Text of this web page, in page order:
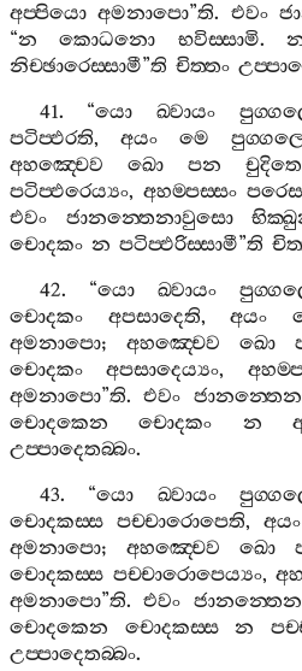
අප‍්පියො අමනාපො”ති. එවං
“න කොධනො භවිස‍්සාමි.
නිච‍්ඡාරෙස‍්සාමී”ති චිත‍්තං
41. “යො ඛ‍්වායං
පටිප‍්ඵරති, අයං මෙ
අහඤ‍්චෙව
ඛො පන
පටිප‍්ඵරෙය්‍යං, අහම‍්පස‍්සං
එවං
ජානන‍්තෙනාවුසො
චොදකං න පටිප‍්ඵරිස‍්සාමී”ති
42. “යො ඛ‍්වායං
චොදකං
අපසාදෙති,අයං
අමනාපො; අහඤ‍්චෙව ඛො
චොදකං
අපසාදෙය්‍යං,
අමනාපො”ති.එවං
චොදකෙන
චොදකං න
උප‍්පාදෙතබ‍්බං.
43. “යො ඛ‍්වායං
චොදකස‍්ස පච‍්චාරොපෙති,අයං
අමනාපො; අහඤ‍්චෙව ඛො
චොදකස‍්ස පච‍්චාරොපෙය්‍යං,
අමනාපො”ති.එවං
චොදකෙන
චොදකස‍්ස න
උප‍්පාදෙතබ‍්බං.